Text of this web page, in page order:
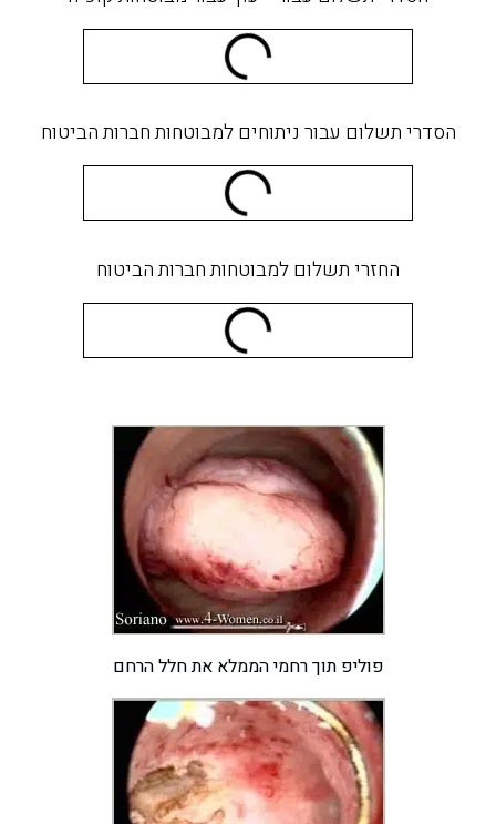
הסדרי תשלום עבור ניתוחים למבוטחות חברות הביטוח
החזרי תשלום למבוטחות חברות הביטוח
פוליפ תוך רחמי הממלא את חלל הרחם